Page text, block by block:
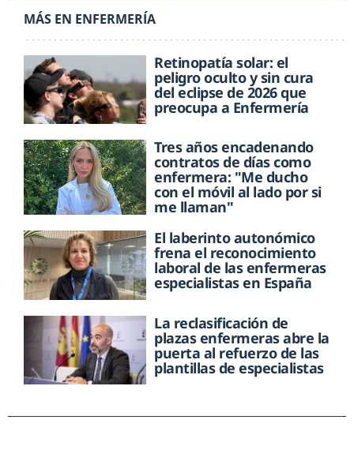
MÁS EN ENFERMERÍA
Retinopatía solar: el
peligro oculto y sin cura
del eclipse de 2026 que
preocupa a Enfermería
Tres años encadenando
contratos de días como
enfermera: "Me ducho
con el móvil al lado por si
me llaman"
El laberinto autonómico
frena el reconocimiento
laboral de las enfermeras
especialistas en España
La reclasificación de
plazas enfermeras abre la
puerta al refuerzo de las
plantillas de especialistas